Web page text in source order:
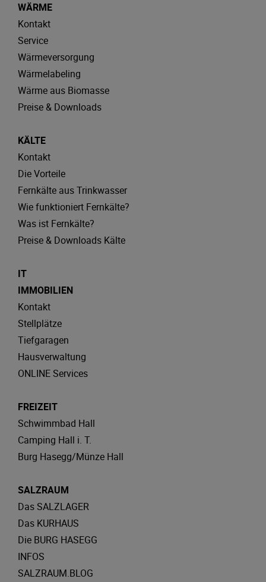
WÄRME
Kontakt
Service
Wärmeversorgung
Wärmelabeling
Wärme aus Biomasse
Preise & Downloads
KÄLTE
Kontakt
Die Vorteile
Fernkälte aus Trinkwasser
Wie funktioniert Fernkälte?
Was ist Fernkälte?
Preise & Downloads Kälte
IT
IMMOBILIEN
Kontakt
Stellplätze
Tiefgaragen
Hausverwaltung
ONLINE Services
FREIZEIT
Schwimmbad Hall
Camping Hall i. T.
Burg Hasegg/Münze Hall
SALZRAUM
Das SALZLAGER
Das KURHAUS
Die BURG HASEGG
INFOS
SALZRAUM.BLOG